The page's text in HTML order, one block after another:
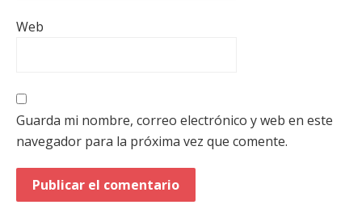
Web
Guarda mi nombre, correo electrónico y web en este
navegador para la próxima vez que comente.